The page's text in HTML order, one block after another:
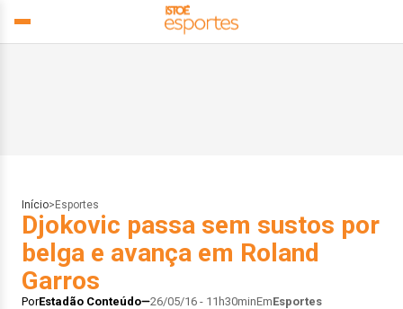
Início> Esportes
Djokovic passa sem sustos por
belga e avança em Roland
Garros
PorEstadão Conteúdo 26/05/16 - 11h30minEmEsportes